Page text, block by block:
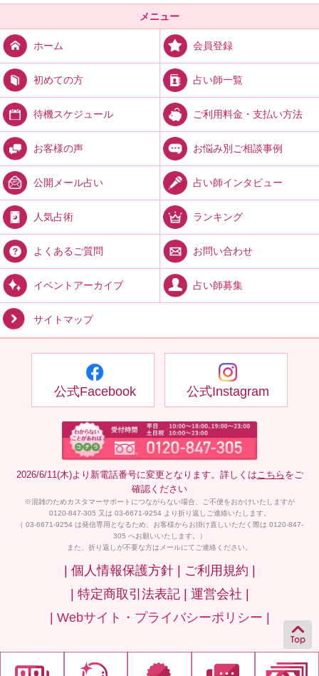
メニュー
ホーム 会員登録
初めての方 占い師一覧
待機スケジュール ご利用料金・支払い方法
お客様の声 お悩み別ご相談事例
公開メール占い 占い師インタビュー
人気占術 ランキング
よくあるご質問 お問い合わせ
イベントアーカイブ 占い師募集
サイトマップ
公式Facebook 公式Instagram
2026/6/11(木)より新電話番号に変更となります。詳しくは こちら をご
確認ください
※混雑のためカスタマーサポートにつながらない場合、ご不便をおかけいたしますが
0120-847-305 又は 03-6671-9254 より折り返しご連絡いたします。
（ 03-6671-9254 は発信専用となるため、お客様からお掛け直しいただく際は 0120-847-
305 へお願いいたします。）
また、折り返しが不要な方はメールにてご連絡ください。
| 個人情報保護方針 | ご利用規約 |
| 特定商取引法表記 | 運営会社 |
| Webサイト・プライバシーポリシー |